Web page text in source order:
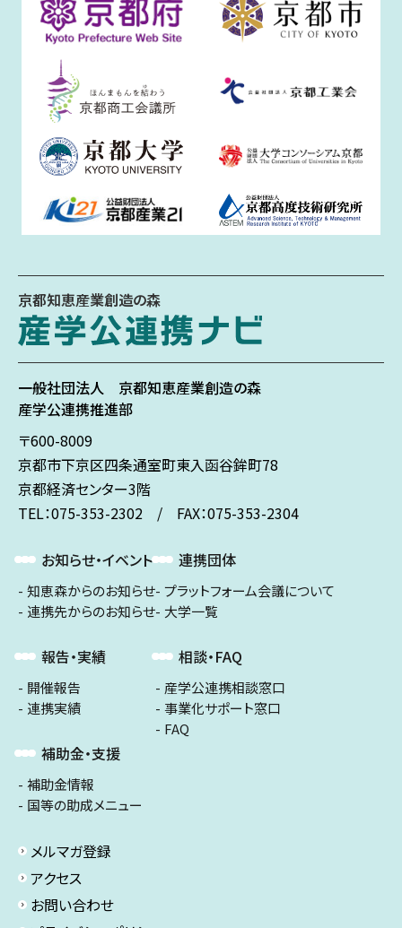
京都知恵産業創造の森
一般社団法人 京都知恵産業創造の森
産学公連携推進部
〒600-8009
京都市下京区四条通室町東入函谷鉾町78
京都経済センター3階
TEL：075-353-2302 / FAX：075-353-2304
お知らせ・イベント
知恵森からのお知らせ
連携先からのお知らせ
報告・実績
開催報告
連携実績
補助金・支援
補助金情報
国等の助成メニュー
連携団体
プラットフォーム会議について
大学一覧
相談・FAQ
産学公連携相談窓口
事業化サポート窓口
FAQ
メルマガ登録
アクセス
お問い合わせ